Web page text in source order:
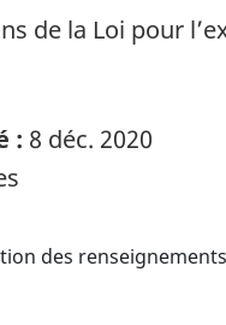
de la Loi pour
: 8 déc. 2020
des